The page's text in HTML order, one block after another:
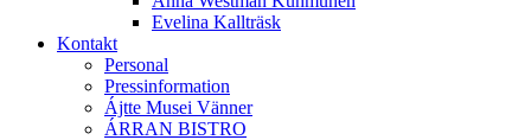
Evelina Kallträsk
Kontakt
Personal
Pressinformation
Ájtte Musei Vänner
ÁRRAN BISTRO